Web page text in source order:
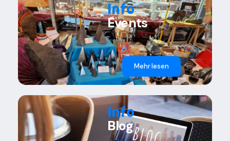
Mehr lesen
Info
Events
Info
Blog